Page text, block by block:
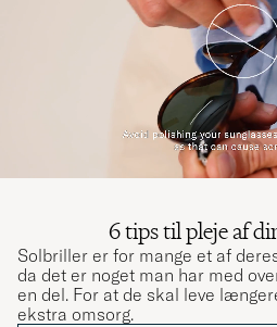
6 tips til pleje af
Solbriller er for mange et af
da det er noget man har med
en del. For at de skal leve
ekstra omsorg.